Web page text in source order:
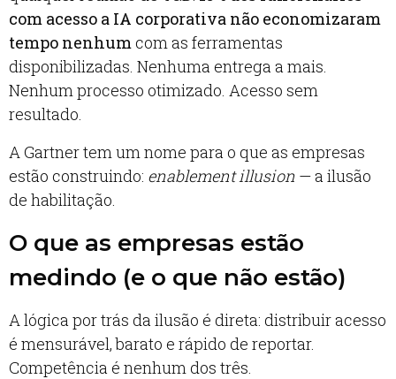
com acesso a IA corporativa não economizaram
tempo nenhum com as ferramentas
disponibilizadas. Nenhuma entrega a mais.
Nenhum processo otimizado. Acesso sem
resultado.
A Gartner tem um nome para o que as empresas
estão construindo: enablement illusion — a ilusão
de habilitação.
O que as empresas estão
medindo (e o que não estão)
A lógica por trás da ilusão é direta: distribuir acesso
é mensurável, barato e rápido de reportar.
Competência é nenhum dos três.